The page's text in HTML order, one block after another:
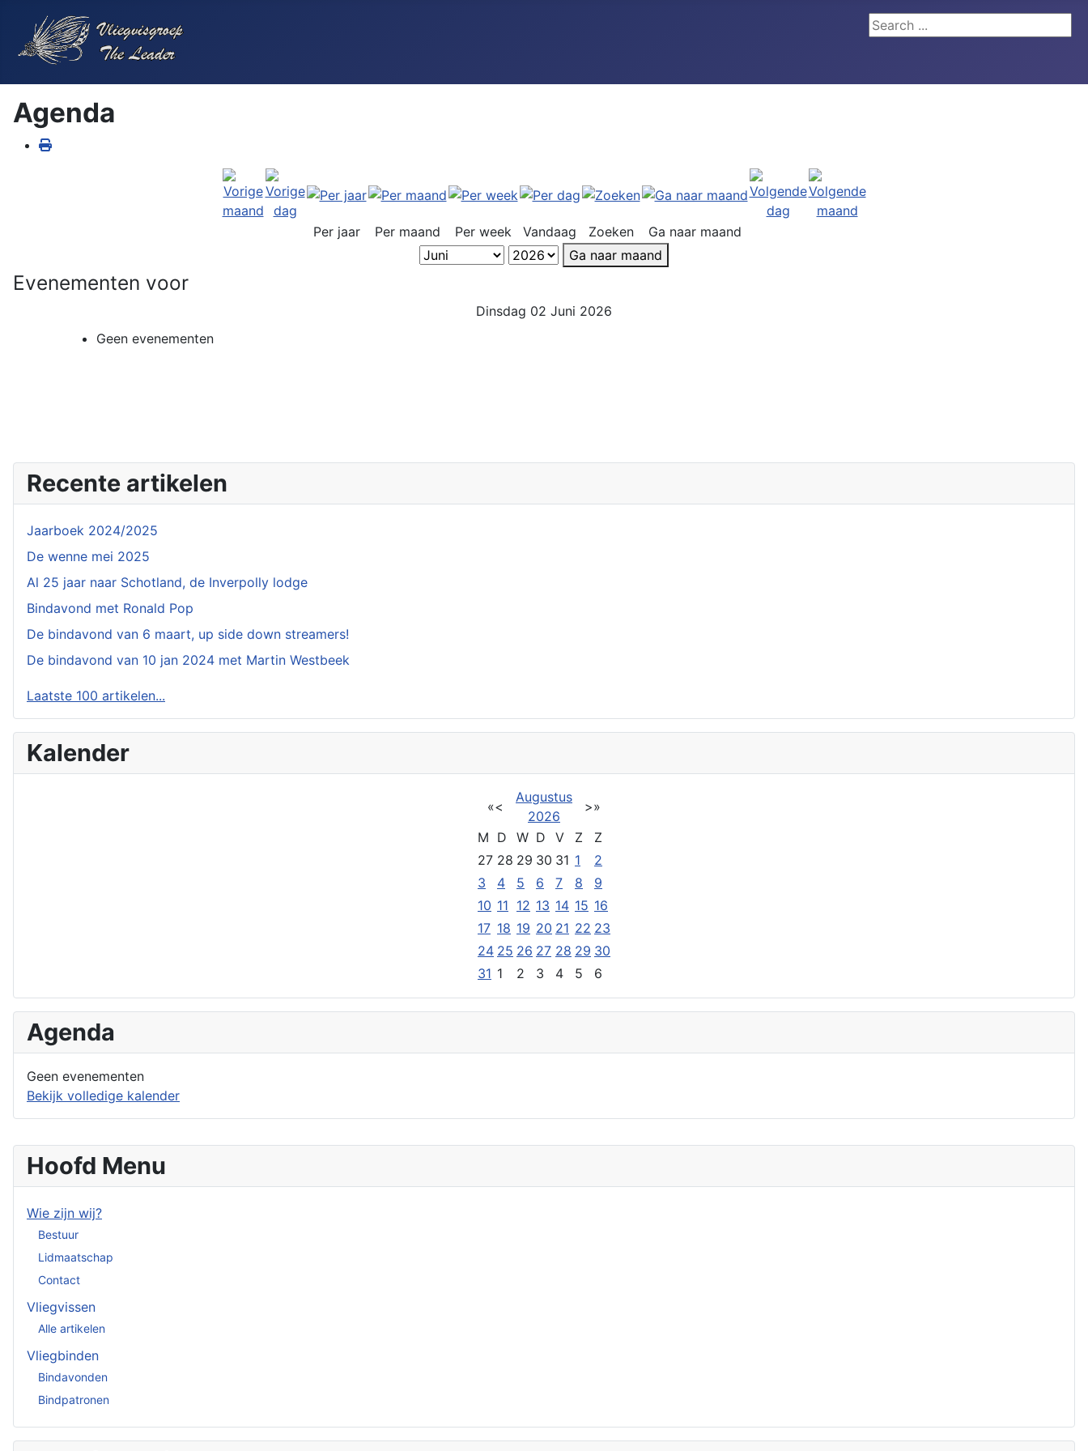
Search ...
Hoofd Menu
Wie zijn wij?
Bestuur
Lidmaatschap
Contact
Vliegvissen
Alle artikelen
Vliegbinden
Bindavonden
Bindpatronen
Agenda
Per jaar Per maand Per week Vandaag Zoeken
Ga naar maand
Ga naar maand
Evenementen voor
Dinsdag 02 Juni 2026
Geen evenementen
Recente artikelen
Jaarboek 2024/2025
De wenne mei 2025
Al 25 jaar naar Schotland, de Inverpolly lodge
Bindavond met Ronald Pop
De bindavond van 6 maart, up side down streamers!
De bindavond van 10 jan 2024 met Martin Westbeek
Laatste 100 artikelen...
Kalender
«<
Augustus
2026
>»
M D W D V Z
Z
27 28 29 30 31 1
2
3
4 5 6 7 8
9
10 11 12 13 14 15 16
17 18 19 20 21 22 23
24 25 26 27 28 29 30
31 1 2 3 4 5 6
Agenda
Geen evenementen
Bekijk volledige kalender